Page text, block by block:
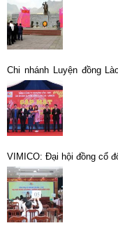
Chi nhánh Luyện đồng
xuất, kinh doanh
VIMICO: Đại hội đồng cổ